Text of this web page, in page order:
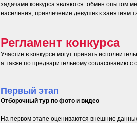
задачами конкурса являются: обмен опытом
населения, привлечение девушек к занятиям
Регламент конкурса
Участие в конкурсе могут принять
а также по предварительному согласованию с
Первый этап
Отборочный тур по фото и видео
На первом этапе оцениваются внешние